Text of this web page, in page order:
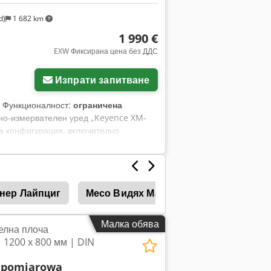
1 682 km
1 990 €
EXW Фиксирана цена без ДДС
Изпрати запитване
Функционалност: ограничена
измервателен уред „Keyence XM-
конфигурация, включително
устройство, което може да има
не е в изправно състояние.
време на нашето работно време.
е осигуряването на подходяща
заявка! Преди изпращане или
информация, разбира се, можете
Лайпциг Месо Видях Машина
Малка обява
плоча
1200 x 800 мм | DIN